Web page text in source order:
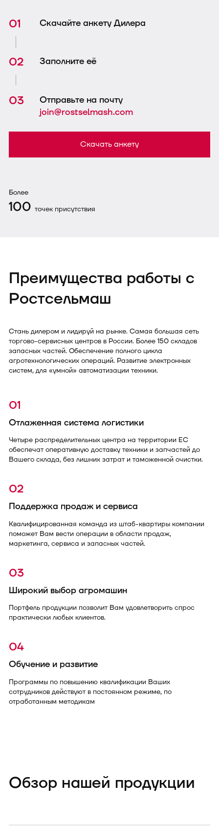
Скачайте анкету Дилера
Заполните её
Отправьте на почту
join@rostselmash.com
Скачать анкету
Более
100 точек присутствия
Преимущества работы с
Ростсельмаш
Стань дилером и лидируй на рынке. Самая большая сеть
торгово-сервисных центров в России. Более 150 складов
запасных частей. Обеспечение полного цикла
агротехнологических операций. Развитие электронных
систем, для «умной» автоматизации техники.
01
Отлаженная система логистики
Четыре распределительных центра на территории ЕС
обеспечат оперативную доставку техники и запчастей до
Вашего склада, без лишних затрат и таможенной очистки.
02
Поддержка продаж и сервиса
Квалифицированная команда из штаб-квартиры компании
поможет Вам вести операции в области продаж,
маркетинга, сервиса и запасных частей.
03
Широкий выбор агромашин
Портфель продукции позволит Вам удовлетворить спрос
практически любых клиентов.
04
Обучение и развитие
Программы по повышению квалификации Ваших
сотрудников действуют в постоянном режиме, по
отработанным методикам
Обзор нашей продукции